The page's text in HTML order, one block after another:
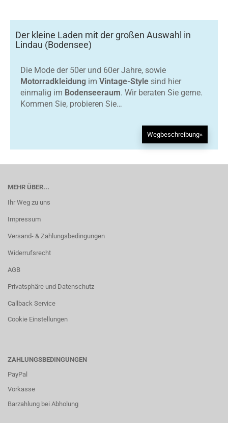
Der kleine Laden mit der großen Auswahl in
Lindau (Bodensee)
Die Mode der 50er und 60er Jahre, sowie
Motorradkleidung im Vintage-Style sind hier
einmalig im Bodenseeraum. Wir beraten Sie gerne.
Kommen Sie, probieren Sie…
Wegbeschreibung»
MEHR ÜBER...
Ihr Weg zu uns
Impressum
Versand- & Zahlungsbedingungen
Widerrufsrecht
AGB
Privatsphäre und Datenschutz
Callback Service
Cookie Einstellungen
ZAHLUNGSBEDINGUNGEN
PayPal
Vorkasse
Barzahlung bei Abholung